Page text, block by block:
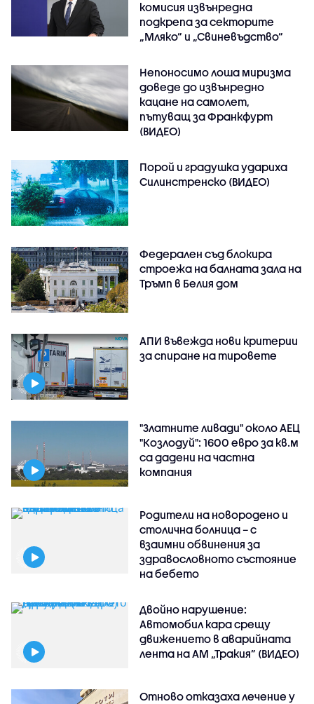
комисия извънредна
подкрепа за секторите
„Мляко“ и „Свиневъдство“
Непоносимо лоша миризма
доведе до извънредно
кацане на самолет,
пътуващ за Франкфурт
(ВИДЕО)
Порой и градушка удариха
Силинстренско (ВИДЕО)
Федерален съд блокира
строежа на балната зала на
Тръмп в Белия дом
АПИ въвежда нови критерии
за спиране на тировете
"Златните ливади" около АЕЦ
"Козлодуй": 1600 евро за кв.м
са дадени на частна
компания
Родители на новородено и
столична болница – с
взаимни обвинения за
здравословното състояние
на бебето
Двойно нарушение:
Автомобил кара срещу
движението в аварийната
лента на АМ „Тракия” (ВИДЕО)
Отново отказаха лечение у